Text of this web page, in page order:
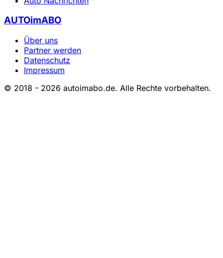
AUTOimABO
Über uns
Partner werden
Datenschutz
Impressum
© 2018 - 2026 autoimabo.de. Alle Rechte vorbehalten.